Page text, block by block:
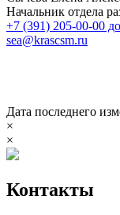
Начальник отдела
+7 (391) 205-00-00
sea@krascsm.ru
Дата последнего
×
×
Контакты